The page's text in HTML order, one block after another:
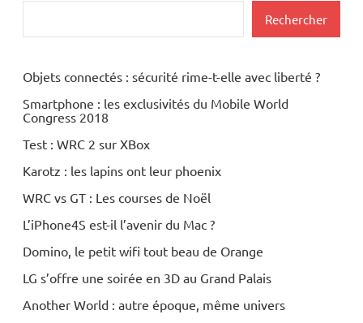
Rechercher
Objets connectés : sécurité rime-t-elle avec liberté ?
Smartphone : les exclusivités du Mobile World
Congress 2018
Test : WRC 2 sur XBox
Karotz : les lapins ont leur phoenix
WRC vs GT : Les courses de Noël
L’iPhone4S est-il l’avenir du Mac ?
Domino, le petit wifi tout beau de Orange
LG s’offre une soirée en 3D au Grand Palais
Another World : autre époque, même univers